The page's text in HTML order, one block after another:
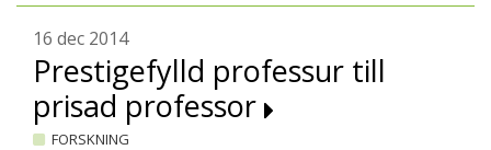
16 dec 2014
Prestigefylld professur till
prisad professor
FORSKNING